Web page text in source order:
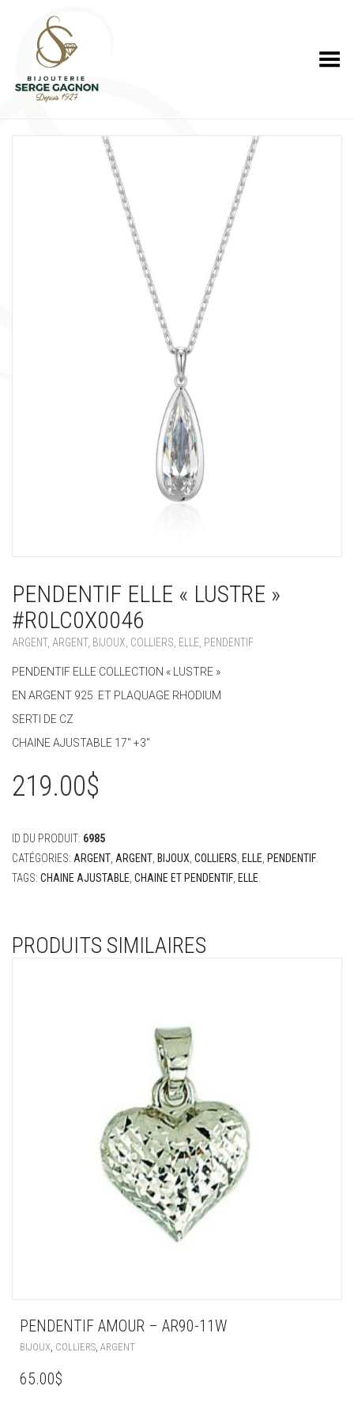
Toggle Menu
PENDENTIF ELLE « LUSTRE »
#R0LC0X0046
ARGENT, ARGENT, BIJOUX COLLIERS ELLE PENDENTIF
PENDENTIF ELLE COLLECTION « LUSTRE »
EN ARGENT 925 ET PLAQUAGE RHODIUM
SERTI DE CZ
CHAINE AJUSTABLE 17″ +3″
219.00$
ID DU PRODUIT: 6985
CATÉGORIES: ARGENT ARGENT BIJOUX COLLIERS ELLE PENDENTIF
TAGS: CHAINE AJUSTABLE CHAINE ET PENDENTIF ELLE
PRODUITS SIMILAIRES
PENDENTIF AMOUR – AR90-11W
BIJOUX COLLIERS ARGENT
65.00$